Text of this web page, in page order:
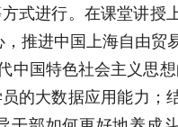
式进行。在课堂讲授
推进中国上海自由贸
中国特色社会主义思
的大数据应用能力；